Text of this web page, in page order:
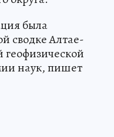
была
сводке Алтае-
наук, пишет